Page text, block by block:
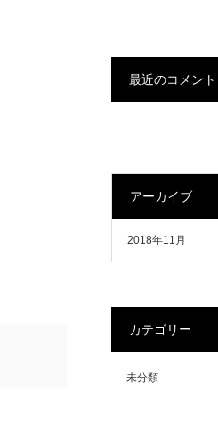
最近のコメント
アーカイブ
2018年11月
カテゴリー
未分類